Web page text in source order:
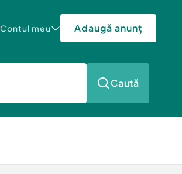
Contul meu Adaugă anunț
Caută